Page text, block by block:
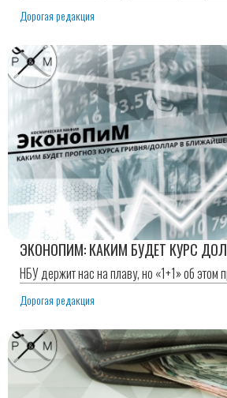
Дорогая редакция
ЭКОНОПИМ: КАКИМ БУДЕТ КУРС
НБУ держит нас на плаву, но «1+1» об этом
Дорогая редакция